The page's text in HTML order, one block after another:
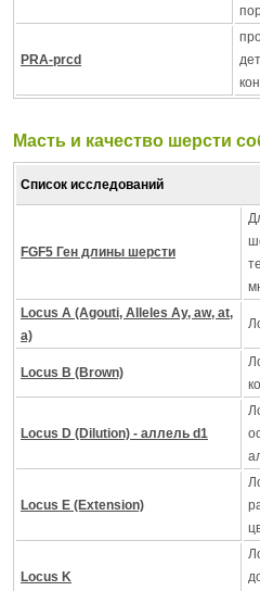
PRA-prcd
Масть и качество шерсти
Список исследований
FGF5 Ген длины шерсти
Locus A (Agouti, Alleles Ay, aw, at,
a)
Locus B (Brown)
Locus D (Dilution) - аллель d1
Locus E (Extension)
Locus K